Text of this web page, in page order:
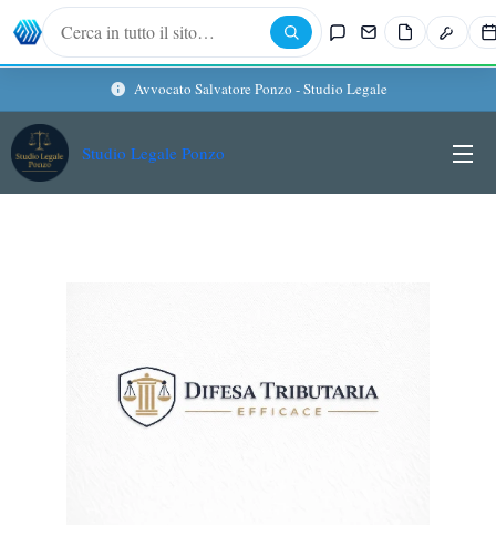
Avvocato Salvatore Ponzo - Studio Legale
Studio Legale Ponzo